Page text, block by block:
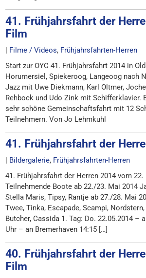
41. Frühjahrsfahrt der
Film
| Filme / Videos, Frühjahrsfahrten-Herren
Start zur OYC 41. Frühjahrsfahrt 2014 in
Horumersiel, Spiekeroog, Langeoog nach
Jazz mit Uwe Diekmann, Karl Oltmer,
Rehbock und Udo Zink mit Schifferklavier.
sehr schöne Gemeinschaftsfahrt mit 12
Teilnehmern. Von Jo Lehmkuhl
41. Frühjahrsfahrt der
| Bildergalerie, Frühjahrsfahrten-Herren
41. Frühjahrsfahrt der Herren 2014 vom
Teilnehmende Boote ab 22./23. Mai 2014
Stella Maris, Tipsy, Rantje ab 27./28. Mai
Twee, Tinka, Escapade, Scampi,
Butcher, Cassida 1. Tag: Do. 22.05.2014 –
Uhr – an Bremerhaven 14:15 […]
40. Frühjahrsfahrt der
Film